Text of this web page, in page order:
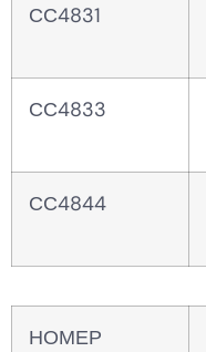
СС4831
СС4833
СС4844
НОМЕР